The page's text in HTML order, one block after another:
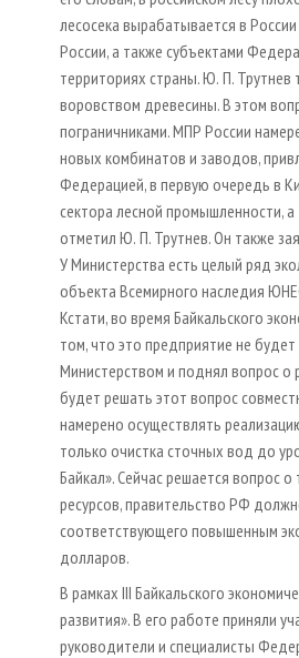
лесосека вырабатывается в
России, а также субъектами
территориях страны. Ю. П.
воровством древесины. В этом
пограничниками. МПР России
новых комбинатов и заводов,
Федерацией, в первую очередь в
сектора лесной промышленности,
отметил Ю. П. Трутнев. Он также
У Министерства есть целый ряд
объекта Всемирного наследия
Кстати, во время Байкальского
том, что это предприятие не
Министерством и поднял вопрос
будет решать этот вопрос
намерено осуществлять
только очистка сточных вод до
Байкал». Сейчас решается вопрос
ресурсов, правительство РФ
соответствующего повышенным
долларов.
В рамках III Байкальского
развития». В его работе приняли
руководители и специалисты